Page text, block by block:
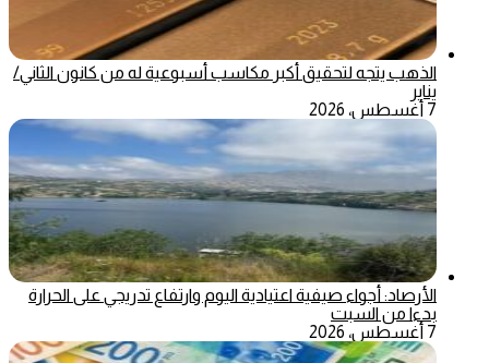
الذهب يتجه لتحقيق أكبر مكاسب أسبوعية له من كانون الثاني/
يناير
7 أغسطس، 2026
الأرصاد: أجواء صيفية اعتيادية اليوم وارتفاع تدريجي على الحرارة
بدءا من السبت
7 أغسطس، 2026